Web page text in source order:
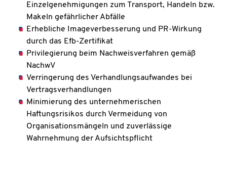
Einzelgenehmigungen zum Transport, Handeln bzw.
Makeln gefährlicher Abfälle
Erhebliche Imageverbesserung und PR-Wirkung
durch das Efb-Zertifikat
Privilegierung beim Nachweisverfahren gemäß
NachwV
Verringerung des Verhandlungsaufwandes bei
Vertragsverhandlungen
Minimierung des unternehmerischen
Haftungsrisikos durch Vermeidung von
Organisationsmängeln und zuverlässige
Wahrnehmung der Aufsichtspflicht